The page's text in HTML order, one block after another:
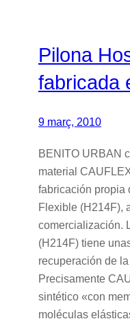
Pilona
fabricada
9 març, 2010
BENITO URBAN
material
fabricación propia
Flexible (H214F),
comercialización.
(H214F) tiene
recuperación de
Precisamente
sintético «con
moléculas